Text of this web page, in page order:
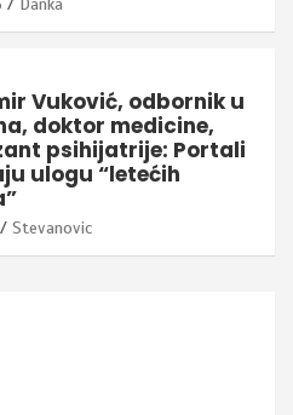
Danka
Vuković, odbornik u
doktor medicine,
psihijatrije: Portali
ulogu “letećih
Stevanovic